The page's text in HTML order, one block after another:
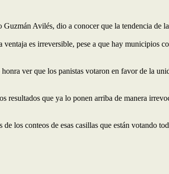
Avilés, dio a conocer que la tendencia de
es irreversible, pese a que hay municipios
ver que los panistas votaron en favor de la
que ya lo ponen arriba de manera
los conteos de esas casillas que están votando